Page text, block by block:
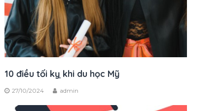
10 điều tối kỵ khi du học Mỹ
27/10/2024 admin